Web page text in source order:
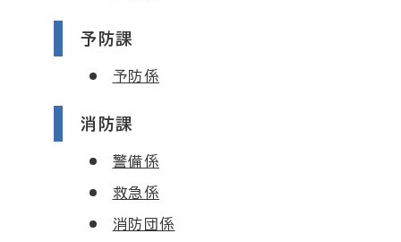
予防課
予防係
消防課
警備係
救急係
消防団係